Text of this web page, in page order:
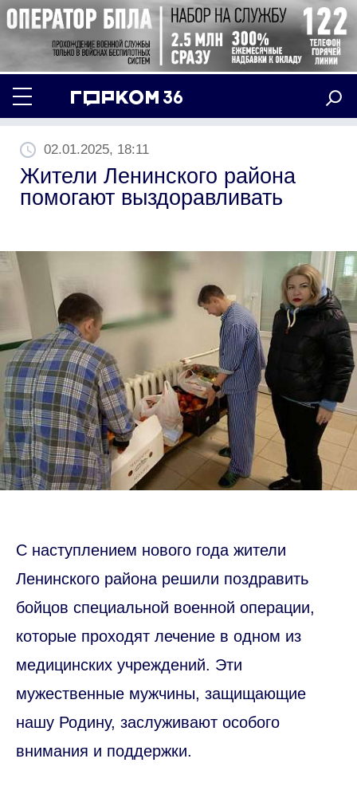
02.01.2025, 18:11
Жители Ленинского района
помогают выздоравливать
С наступлением нового года жители
Ленинского района решили поздравить
бойцов специальной военной операции,
которые проходят лечение в одном из
медицинских учреждений. Эти
мужественные мужчины, защищающие
нашу Родину, заслуживают особого
внимания и поддержки.